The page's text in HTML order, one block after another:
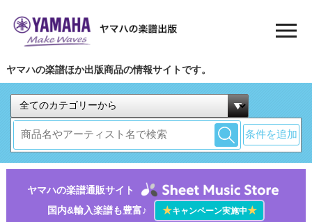
ヤマハの楽譜ほか出版商品の情報サイトです。
条件を追加
ヤマハの楽譜通販サイト
国内&輸入楽譜も豊富♪
★キャンペーン実施中★